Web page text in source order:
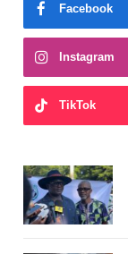
Facebook
Instagram
TikTok